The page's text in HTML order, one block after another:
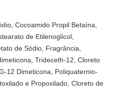
Cocoamido Propil Betaína,
de Etilenoglicol,
de Sódio, Fragrância,
Trideceth-12, Cloreto
12 Dimeticona, Poliquaternio-
e Propoxilado, Cloreto de